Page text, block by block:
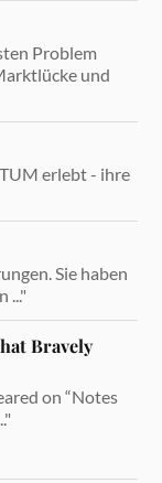
Problem
und
erlebt - ihre
Sie haben
..."
Bravely
on “Notes